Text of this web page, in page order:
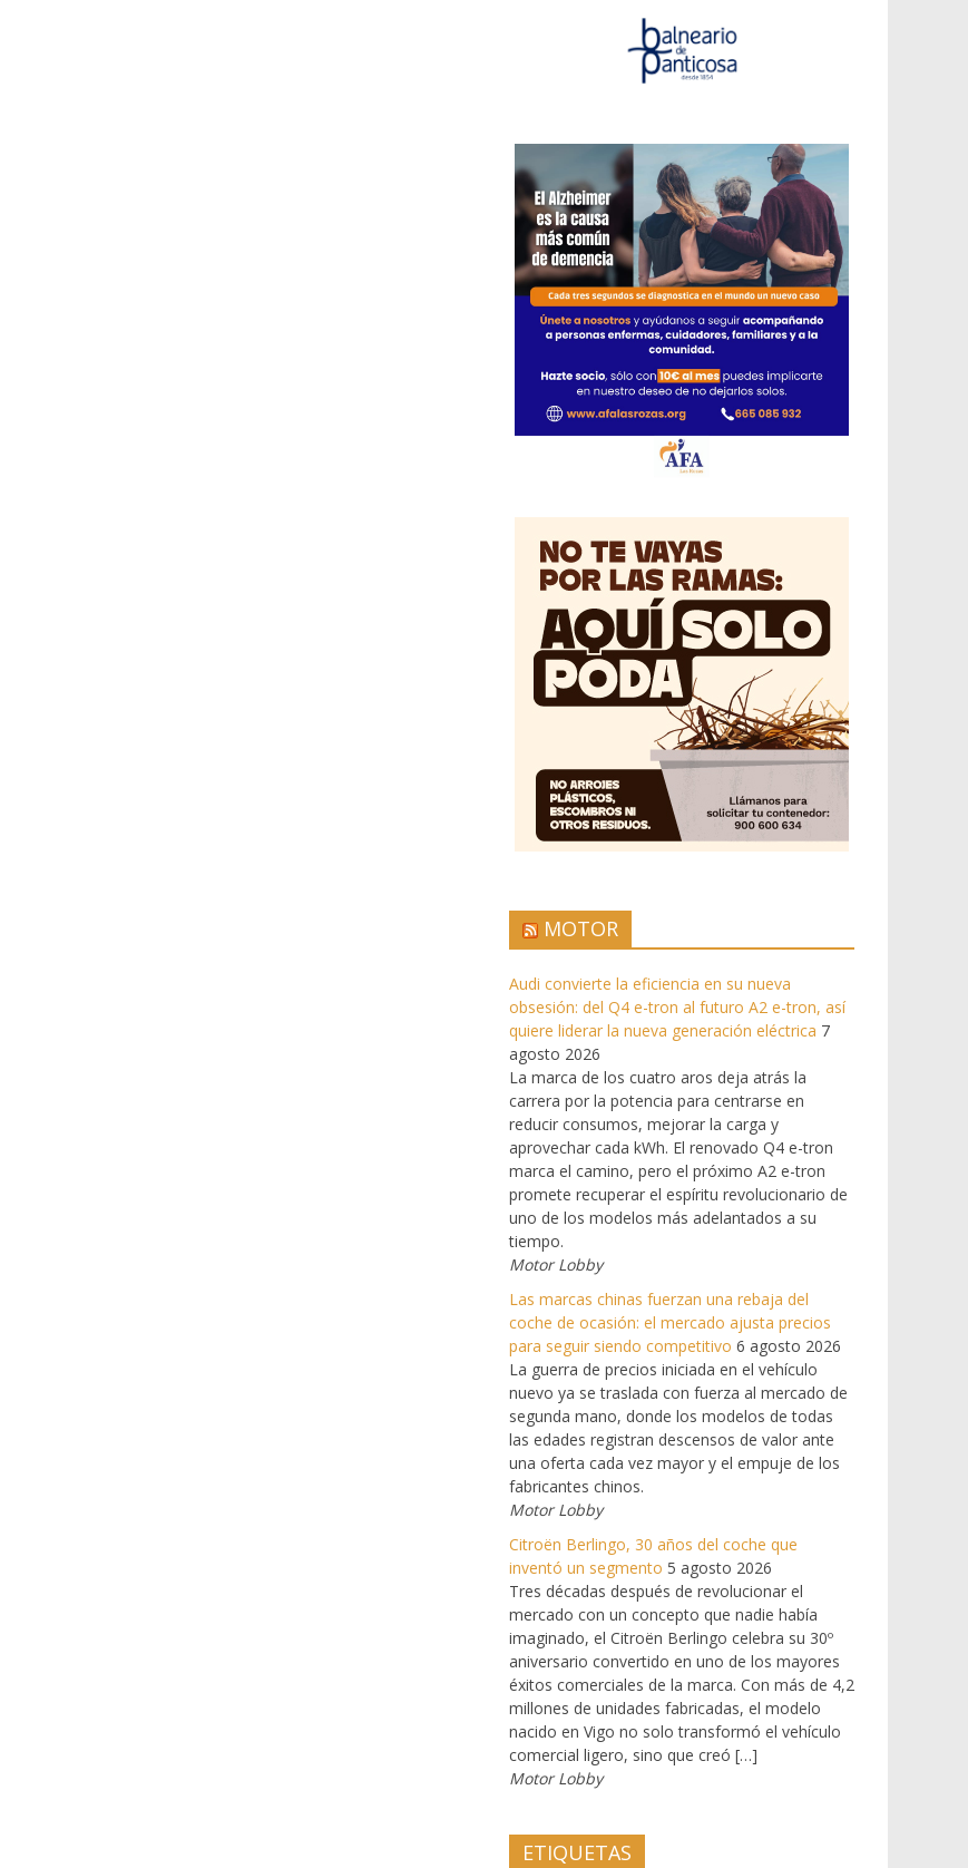
MOTOR
Audi convierte la eficiencia en su nueva
obsesión: del Q4 e-tron al futuro A2 e-tron, así
quiere liderar la nueva generación eléctrica 7
agosto 2026
La marca de los cuatro aros deja atrás la
carrera por la potencia para centrarse en
reducir consumos, mejorar la carga y
aprovechar cada kWh. El renovado Q4 e-tron
marca el camino, pero el próximo A2 e-tron
promete recuperar el espíritu revolucionario de
uno de los modelos más adelantados a su
tiempo.
Motor Lobby
Las marcas chinas fuerzan una rebaja del
coche de ocasión: el mercado ajusta precios
para seguir siendo competitivo 6 agosto 2026
La guerra de precios iniciada en el vehículo
nuevo ya se traslada con fuerza al mercado de
segunda mano, donde los modelos de todas
las edades registran descensos de valor ante
una oferta cada vez mayor y el empuje de los
fabricantes chinos.
Motor Lobby
Citroën Berlingo, 30 años del coche que
inventó un segmento 5 agosto 2026
Tres décadas después de revolucionar el
mercado con un concepto que nadie había
imaginado, el Citroën Berlingo celebra su 30º
aniversario convertido en uno de los mayores
éxitos comerciales de la marca. Con más de 4,2
millones de unidades fabricadas, el modelo
nacido en Vigo no solo transformó el vehículo
comercial ligero, sino que creó […]
Motor Lobby
ETIQUETAS